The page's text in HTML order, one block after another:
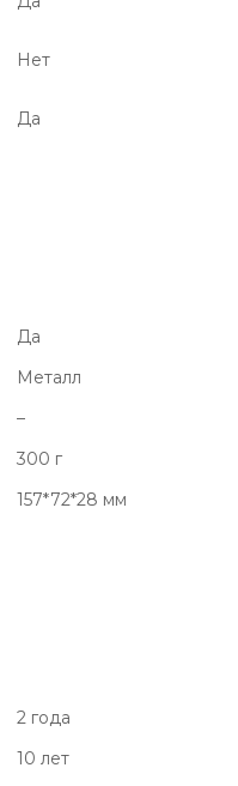
Нет
Да
Да
Металл
–
300 г
157*72*28 мм
2 года
10 лет